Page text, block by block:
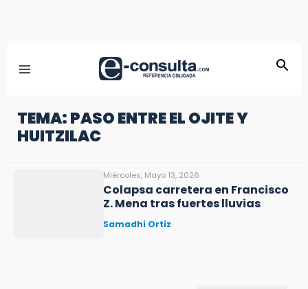
TEMA: PASO ENTRE EL OJITE Y
HUITZILAC
Miércoles, Mayo 13, 2026
Colapsa carretera en Francisco
Z. Mena tras fuertes lluvias
Samadhi Ortiz